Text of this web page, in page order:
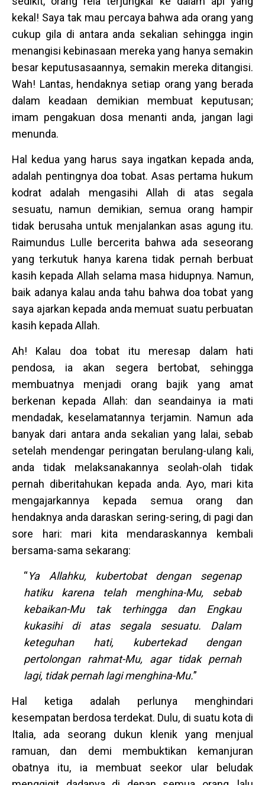
kekal! Saya tak mau percaya bahwa ada orang yang
cukup gila di antara anda sekalian sehingga ingin
menangisi kebinasaan mereka yang hanya semakin
besar keputusasaannya, semakin mereka ditangisi.
Wah! Lantas, hendaknya setiap orang yang berada
dalam keadaan demikian membuat keputusan;
imam pengakuan dosa menanti anda, jangan lagi
menunda.
Hal kedua yang harus saya ingatkan kepada anda,
adalah pentingnya doa tobat. Asas pertama hukum
kodrat adalah mengasihi Allah di atas segala
sesuatu, namun demikian, semua orang hampir
tidak berusaha untuk menjalankan asas agung itu.
Raimundus Lulle bercerita bahwa ada seseorang
yang terkutuk hanya karena tidak pernah berbuat
kasih kepada Allah selama masa hidupnya. Namun,
baik adanya kalau anda tahu bahwa doa tobat yang
saya ajarkan kepada anda memuat suatu perbuatan
kasih kepada Allah.
Ah! Kalau doa tobat itu meresap dalam hati
pendosa, ia akan segera bertobat, sehingga
membuatnya menjadi orang bajik yang amat
berkenan kepada Allah: dan seandainya ia mati
mendadak, keselamatannya terjamin. Namun ada
banyak dari antara anda sekalian yang lalai, sebab
setelah mendengar peringatan berulang-ulang kali,
anda tidak melaksanakannya seolah-olah tidak
pernah diberitahukan kepada anda. Ayo, mari kita
mengajarkannya kepada semua orang dan
hendaknya anda daraskan sering-sering, di pagi dan
sore hari: mari kita mendaraskannya kembali
bersama-sama sekarang:
“Ya Allahku, kubertobat dengan segenap
hatiku karena telah menghina-Mu, sebab
kebaikan-Mu tak terhingga dan Engkau
kukasihi di atas segala sesuatu. Dalam
keteguhan hati, kubertekad dengan
pertolongan rahmat-Mu, agar tidak pernah
lagi, tidak pernah lagi menghina-Mu.”
Hal ketiga adalah perlunya menghindari
kesempatan berdosa terdekat. Dulu, di suatu kota di
Italia, ada seorang dukun klenik yang menjual
ramuan, dan demi membuktikan kemanjuran
obatnya itu, ia membuat seekor ular beludak